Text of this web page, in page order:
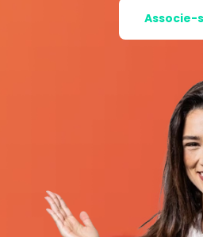
Associe-